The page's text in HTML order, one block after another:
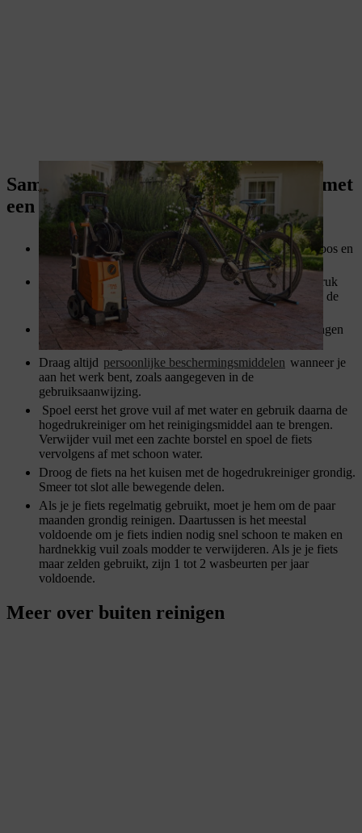
Samenvatting: een fiets schoonmaken met
een hogedrukspuit
hogedrukreiniger
kan je helpen om je fiets moeiteloos en
grondig te reinigen.
Zorg ervoor dat de fiets stevig staat. Gebruik een lage druk
(bij voorkeur 20 bar) en werk op voldoende afstand van de
Richt de waterstraal niet rechtstreeks op lagers, afdichtingen
of de fietsketting.
Draag altijd persoonlijke beschermingsmiddelen wanneer je
aan het werk bent, zoals aangegeven in de
gebruiksaanwijzing.
Spoel eerst het grove vuil af met water en gebruik daarna de
hogedrukreiniger om het reinigingsmiddel aan te brengen.
Verwijder vuil met een zachte borstel en spoel de fiets
vervolgens af met schoon water.
Droog de fiets na het kuisen met de hogedrukreiniger grondig.
Smeer tot slot alle bewegende delen.
Als je je fiets regelmatig gebruikt, moet je hem om de paar
maanden grondig reinigen. Daartussen is het meestal
voldoende om je fiets indien nodig snel schoon te maken en
hardnekkig vuil zoals modder te verwijderen. Als je je fiets
maar zelden gebruikt, zijn 1 tot 2 wasbeurten per jaar
voldoende.
Meer over buiten reinigen